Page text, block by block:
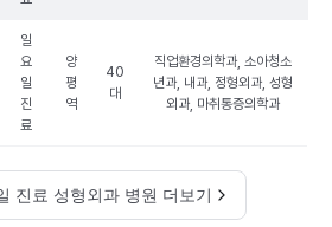
일
요
일
진
료
양
평
역
40
대
직업환경의학과, 소아청소
년과, 내과, 정형외과, 성형
외과, 마취통증의학과
진료 성형외과 병원 더보기